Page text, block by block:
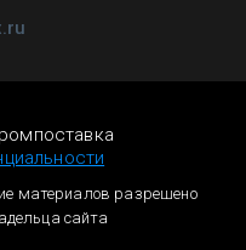
материалов разрешено
сайта